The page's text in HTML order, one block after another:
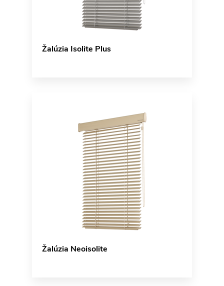
Žalúzia Isolite Plus
Žalúzia Neoisolite